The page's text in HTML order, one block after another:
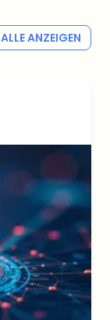
ALLE ANZEIGEN